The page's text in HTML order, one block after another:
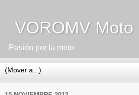
VOROMV Moto
Pasión por la moto